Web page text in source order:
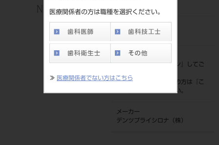
医療関係者の方は職種を選択ください。
≫ 医療関係者でない方はこちら
4571204904990
標準価格
価格の確認は『ログイン
』してご
ネット会員登録がまだの方は『
こ
ちら』より登録ください。
メーカー
デンツプライシロナ（株）